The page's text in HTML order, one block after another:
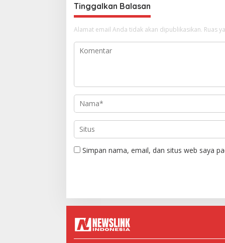
Tinggalkan Balasan
Alamat email Anda tidak akan dipublikasikan. Ruas
Simpan nama, email, dan situs web saya